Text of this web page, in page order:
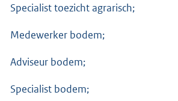
Specialist toezicht agrarisch;
Medewerker bodem;
Adviseur bodem;
Specialist bodem;